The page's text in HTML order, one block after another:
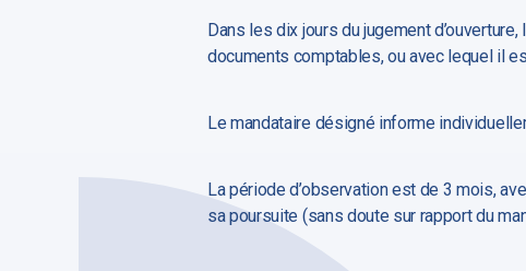
Dans les dix jours du jugement
documents comptables, ou avec lequel il
Le mandataire désigné informe
La période d’observation est de 3 mois,
sa poursuite (sans doute sur rapport du